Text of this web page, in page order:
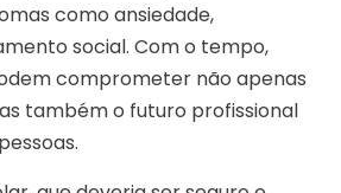
como ansiedade,
social. Com o tempo,
comprometer não apenas
também o futuro profissional